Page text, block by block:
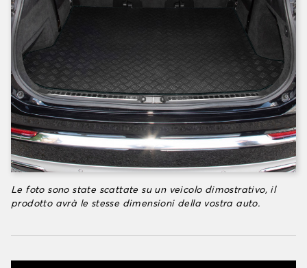
Le foto sono state scattate su un veicolo dimostrativo, il
prodotto avrà le stesse dimensioni della vostra auto.